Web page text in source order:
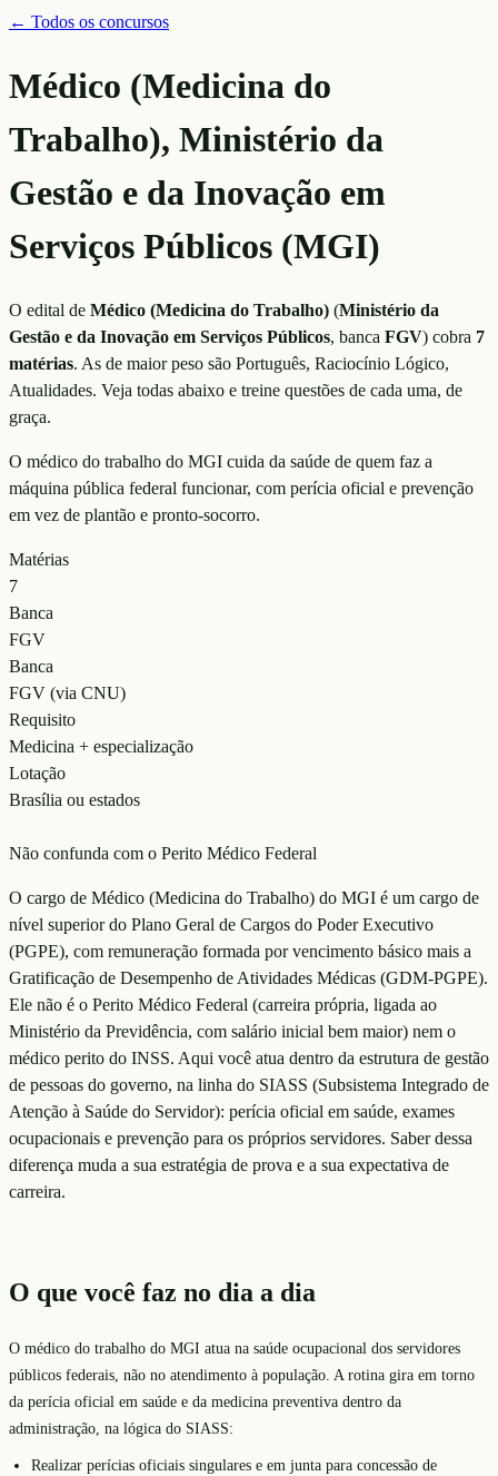
← Todos os concursos
Médico (Medicina do
Trabalho), Ministério da
Gestão e da Inovação em
Serviços Públicos (MGI)
O edital de Médico (Medicina do Trabalho) (Ministério da
Gestão e da Inovação em Serviços Públicos, banca FGV) cobra 7
matérias. As de maior peso são Português, Raciocínio Lógico,
Atualidades. Veja todas abaixo e treine questões de cada uma, de
graça.
O médico do trabalho do MGI cuida da saúde de quem faz a
máquina pública federal funcionar, com perícia oficial e prevenção
em vez de plantão e pronto-socorro.
Matérias
7
Banca
FGV
Banca
FGV (via CNU)
Requisito
Medicina + especialização
Lotação
Brasília ou estados
Não confunda com o Perito Médico Federal
O cargo de Médico (Medicina do Trabalho) do MGI é um cargo de
nível superior do Plano Geral de Cargos do Poder Executivo
(PGPE), com remuneração formada por vencimento básico mais a
Gratificação de Desempenho de Atividades Médicas (GDM-PGPE).
Ele não é o Perito Médico Federal (carreira própria, ligada ao
Ministério da Previdência, com salário inicial bem maior) nem o
médico perito do INSS. Aqui você atua dentro da estrutura de gestão
de pessoas do governo, na linha do SIASS (Subsistema Integrado de
Atenção à Saúde do Servidor): perícia oficial em saúde, exames
ocupacionais e prevenção para os próprios servidores. Saber dessa
diferença muda a sua estratégia de prova e a sua expectativa de
carreira.
O que você faz no dia a dia
O médico do trabalho do MGI atua na saúde ocupacional dos servidores
públicos federais, não no atendimento à população. A rotina gira em torno
da perícia oficial em saúde e da medicina preventiva dentro da
administração, na lógica do SIASS:
Realizar perícias oficiais singulares e em junta para concessão de